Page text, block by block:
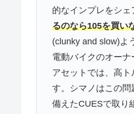
的なインプレをシ
るのなら105を買い
(clunky and slow)よ
電動バイクのオー
アセットでは、高
す。シマノはこの
備えたCUESで取り